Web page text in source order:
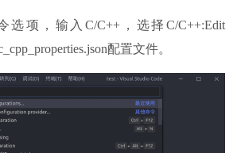
选项，输入C/C++，选择C/C++:Edit
配置文件。